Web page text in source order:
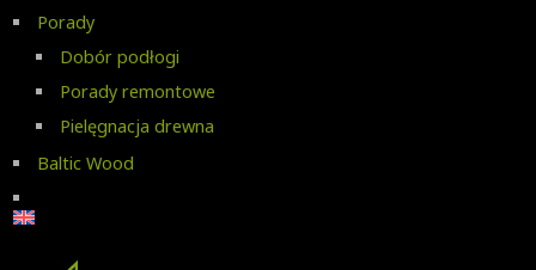
Porady
Dobór podłogi
Porady remontowe
Pielęgnacja drewna
Baltic Wood